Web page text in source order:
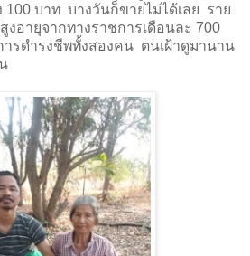
100 บาท บางวันก็ขายไม่ได้เลย ราย
งอายุจากทางราชการเดือนละ 700
รดำรงชีพทั้งสองคน ตนเฝ้าดูมานาน